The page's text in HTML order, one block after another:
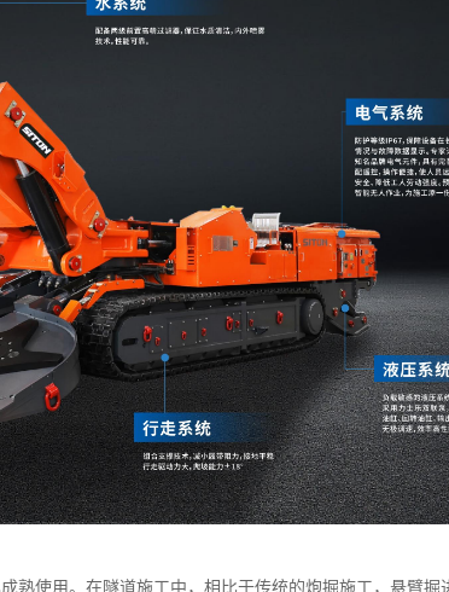
熟使用。在隧道施工中，相比于传统的炮掘施工，悬臂掘